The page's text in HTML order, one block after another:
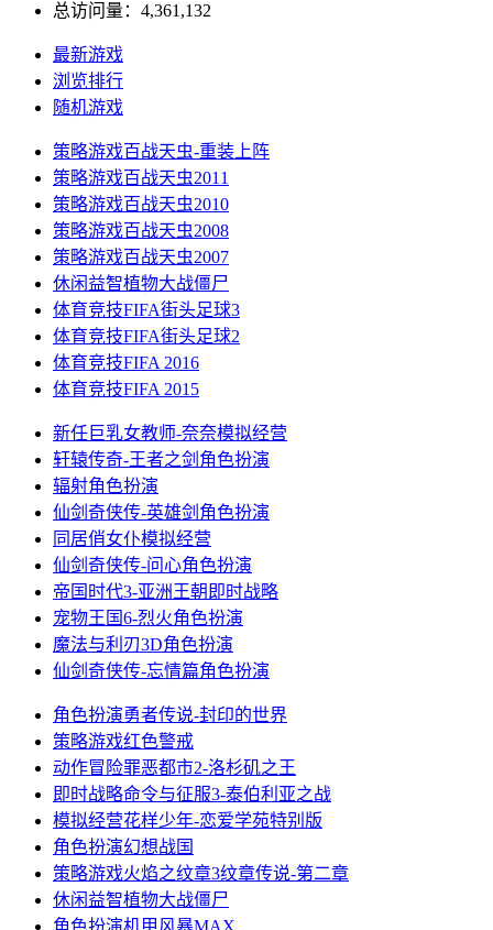
总访问量：4,361,132
最新游戏
浏览排行
随机游戏
策略游戏百战天虫-重装上阵
策略游戏百战天虫2011
策略游戏百战天虫2010
策略游戏百战天虫2008
策略游戏百战天虫2007
休闲益智植物大战僵尸
体育竞技FIFA街头足球3
体育竞技FIFA街头足球2
体育竞技FIFA 2016
体育竞技FIFA 2015
新任巨乳女教师-奈奈模拟经营
轩辕传奇-王者之剑 角色扮演
辐射角色扮演
仙剑奇侠传-英雄剑 角色扮演
同居俏女仆模拟经营
仙剑奇侠传-问心角色扮演
帝国时代3-亚洲王朝即时战略
宠物王国6-烈火角色扮演
魔法与利刃3D角色扮演
仙剑奇侠传-忘情篇角色扮演
角色扮演勇者传说-封印的世界
策略游戏红色警戒
动作冒险罪恶都市2-洛杉矶之王
即时战略命令与征服3-泰伯利亚之战
模拟经营花样少年-恋爱学苑特别版
角色扮演幻想战国
策略游戏火焰之纹章3纹章传说-第二章
休闲益智植物大战僵尸